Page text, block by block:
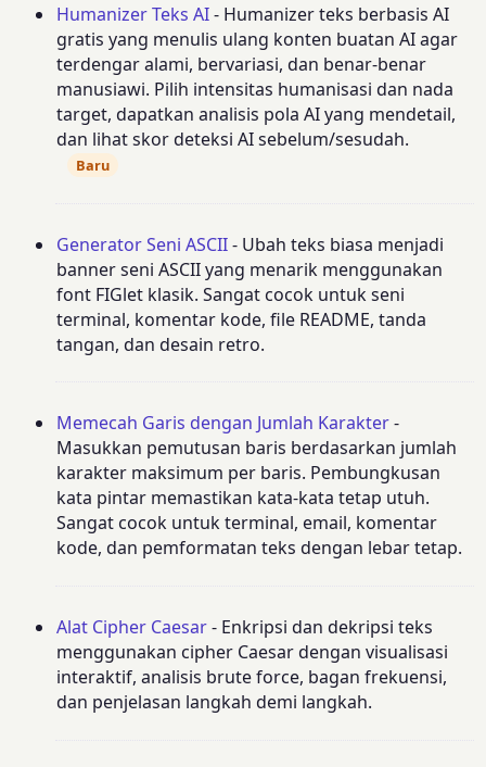
Humanizer Teks AI- Humanizer teks berbasis AI
gratis yang menulis ulang konten buatan AI agar
terdengar alami, bervariasi, dan benar-benar
manusiawi. Pilih intensitas humanisasi dan nada
target, dapatkan analisis pola AI yang mendetail,
dan lihat skor deteksi AI sebelum/sesudah.
Baru
Generator Seni ASCII- Ubah teks biasa menjadi
banner seni ASCII yang menarik menggunakan
font FIGlet klasik. Sangat cocok untuk seni
terminal, komentar kode, file README, tanda
tangan, dan desain retro.
Memecah Garis dengan Jumlah Karakter-
Masukkan pemutusan baris berdasarkan jumlah
karakter maksimum per baris. Pembungkusan
kata pintar memastikan kata-kata tetap utuh.
Sangat cocok untuk terminal, email, komentar
kode, dan pemformatan teks dengan lebar tetap.
Alat Cipher Caesar- Enkripsi dan dekripsi teks
menggunakan cipher Caesar dengan visualisasi
interaktif, analisis brute force, bagan frekuensi,
dan penjelasan langkah demi langkah.